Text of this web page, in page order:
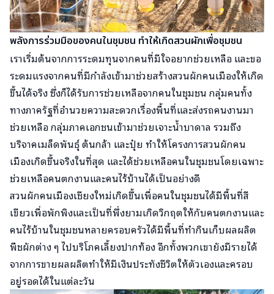
พลังการร่วมมือของคนในชุมชน ทำให้เกิดสวนผักเพื่อชุมชน
เราเริ่มต้นจากการระดมทุนจากคนที่มีใจอยากช่วยเหลือ และขอ
ระดมแรงจากคนที่มีกำลังเข้ามาช่วยสร้างสวนผักคนเมืองให้เกิด
ขึ้นได้จริง ซึ่งก็ได้รับการช่วยเหลือจากคนในชุมชน กลุ่มคนทั้ง
ทางภาครัฐที่อำนวยความสะดวกเรื่องพื้นที่และส่งรถคนงานมา
ช่วยเหลือ กลุ่มภาคเอกชนเข้ามาช่วยเจาะน้ำบาดาล รวมถึง
บริจาคเมล็ดพันธุ์ ต้นกล้า และปุ๋ย ทำให้โครงการสวนผักคน
เมืองเกิดขึ้นจริงในที่สุด และได้ช่วยเหลือคนในชุมชนโดยเฉพาะ
ช่วยเหลือคนตกงานและคนไร้บ้านได้เป็นอย่างดี
สวนผักคนเมืองเชียงใหม่เกิดขึ้นเพื่อคนในชุมชนได้มีพื้นที่สี
เขียวเพื่อพักพิงและเป็นที่พึ่งยามเกิดวิกฤตให้กับคนตกงานและ
คนไร้บ้านในชุมชนหลายครอบครัวได้มีพื้นที่ทำกินเก็บผลผลิต
พืชผักต่าง ๆ ไปบริโภคเลี้ยงปากท้อง อีกทั้งพวกเขายังมีรายได้
จากการขายผลผลิตทำให้มีเงินประทังชีวิตให้ตัวเองและครอบ
อยู่รอดได้ในแต่ละวัน